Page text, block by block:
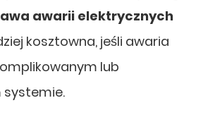
awarii elektrycznych
kosztowna, jeśli awaria
lub
systemie.